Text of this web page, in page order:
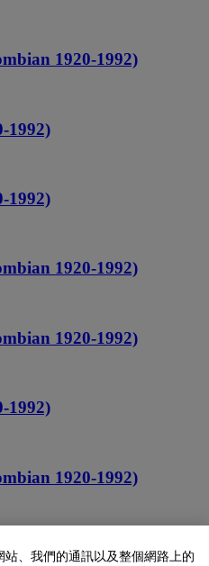
1920-1992)
1992)
1992)
1920-1992)
1920-1992)
1992)
1920-1992)
1920-1992)
、我們的通訊以及整個網路上的